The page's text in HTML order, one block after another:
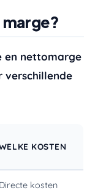
en nettomarge
verschillende
KOSTEN
Directe kosten